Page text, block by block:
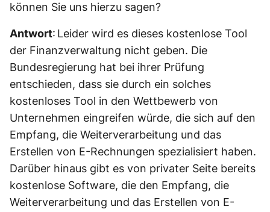
können Sie uns hierzu sagen?
Antwort: Leider wird es dieses kostenlose Tool
der Finanzverwaltung nicht geben. Die
Bundesregierung hat bei ihrer Prüfung
entschieden, dass sie durch ein solches
kostenloses Tool in den Wettbewerb von
Unternehmen eingreifen würde, die sich auf den
Empfang, die Weiterverarbeitung und das
Erstellen von E-Rechnungen spezialisiert haben.
Darüber hinaus gibt es von privater Seite bereits
kostenlose Software, die den Empfang, die
Weiterverarbeitung und das Erstellen von E-